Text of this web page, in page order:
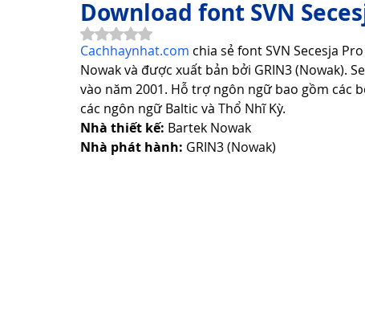
Thơ Hay Thơ Vui Lời Hay Ý Đẹp Vì Sao, Tại Sao?
Sức Khỏe Cách Làm Hay
Download font SVN
Đã xếp hạng NaN/5 sao.
Cachhaynhat.com chia sẻ font SVN Secesja
Nowak và được xuất bản bởi GRIN3 (Nowak).
vào năm 2001. Hỗ trợ ngôn ngữ bao gồm các
các ngôn ngữ Baltic và Thổ Nhĩ Kỳ.
Nhà thiết kế: Bartek Nowak
Nhà phát hành: GRIN3 (Nowak)